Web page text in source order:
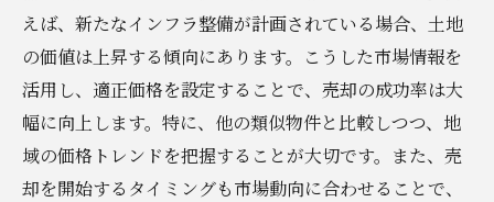
えば、新たなインフラ整備が計画されている場合、土地
の価値は上昇する傾向にあります。こうした市場情報を
活用し、適正価格を設定することで、売却の成功率は大
幅に向上します。特に、他の類似物件と比較しつつ、地
域の価格トレンドを把握することが大切です。また、売
却を開始するタイミングも市場動向に合わせることで、